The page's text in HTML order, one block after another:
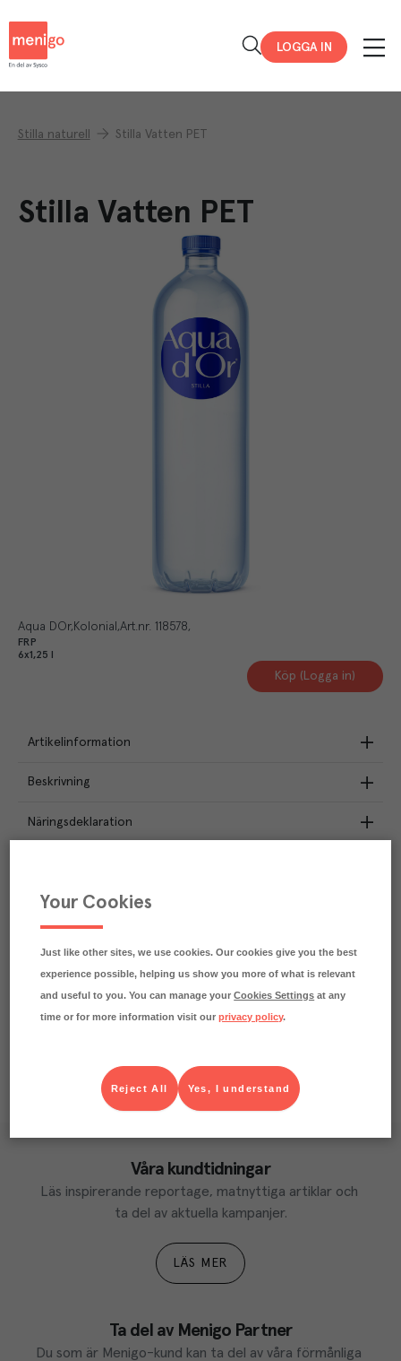
LOGGA IN
Stilla naturell Stilla Vatten PET
Stilla Vatten PET
Aqua DOr Kolonial Art.nr. 118578
FRP
6x1,25 l
Köp (Logga in)
Artikelinformation
Beskrivning
Näringsdeklaration
Varje kilo av varan påverkar klimatet motsvarande
utsläppen av 0.8 kg koldioxid.
Våra kundtidningar
Läs inspirerande reportage, matnyttiga artiklar och
ta del av aktuella kampanjer.
LÄS MER
Ta del av Menigo Partner
Du som är Menigo-kund kan ta del av våra förmånliga
Your Cookies
Just like other sites, we use cookies. Our cookies give you the best
experience possible, helping us show you more of what is relevant
and useful to you. You can manage yourCookies Settings at any
time or for more information visit ourprivacy policy.
Yes, I understand
Reject All